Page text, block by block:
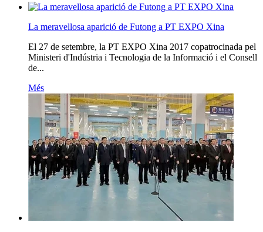
La meravellosa aparició de Futong a PT EXPO Xina
El 27 de setembre, la PT EXPO Xina 2017 copatrocinada pel
Ministeri d'Indústria i Tecnologia de la Informació i el Consell
de...
Més